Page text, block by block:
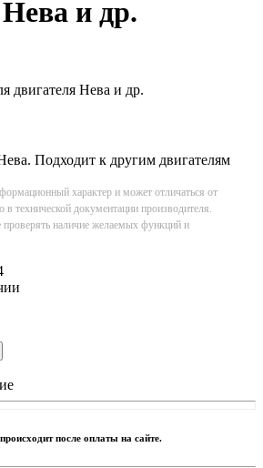
и др.
Подходит к другим двигателям
характер и может отличаться от
в технической документации производителя.
проверять наличие желаемых функций и
после оплаты на сайте.